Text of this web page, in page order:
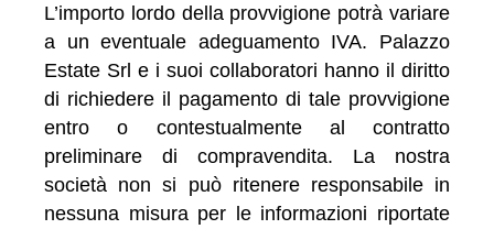
L’importo lordo della provvigione potrà variare
a un eventuale adeguamento IVA. Palazzo
Estate Srl e i suoi collaboratori hanno il diritto
di richiedere il pagamento di tale provvigione
entro o contestualmente al contratto
preliminare di compravendita. La nostra
società non si può ritenere responsabile in
nessuna misura per le informazioni riportate